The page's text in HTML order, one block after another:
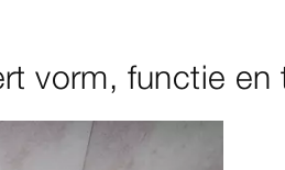
vorm, functie en